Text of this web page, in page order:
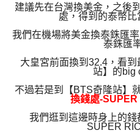
建議先在台灣換美金，之後
處，得到的泰幣
我們在機場將美金換泰銖匯率
泰銖匯
大皇宮前面換到32.4，看
站】的big
不過若是到
【BTS奇隆站】
換錢處-SUPER
我們逛到這邊時身上的
SUPER